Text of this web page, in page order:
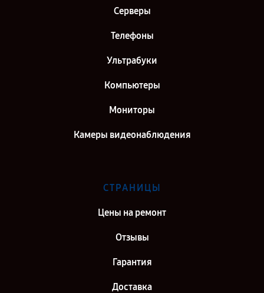
Серверы
Телефоны
Ультрабуки
Компьютеры
Мониторы
Камеры видеонаблюдения
СТРАНИЦЫ
Цены на ремонт
Отзывы
Гарантия
Доставка